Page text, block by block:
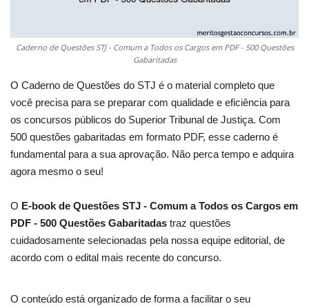
Caderno de Questões STJ - Comum a Todos os Cargos em PDF - 500 Questões
Gabaritadas
O Caderno de Questões do STJ é o material completo que
você precisa para se preparar com qualidade e eficiência para
os concursos públicos do Superior Tribunal de Justiça. Com
500 questões gabaritadas em formato PDF, esse caderno é
fundamental para a sua aprovação. Não perca tempo e adquira
agora mesmo o seu!
O E-book de Questões STJ - Comum a Todos os Cargos em
PDF - 500 Questões Gabaritadas traz questões
cuidadosamente selecionadas pela nossa equipe editorial, de
acordo com o edital mais recente do concurso.
O conteúdo está organizado de forma a facilitar o seu